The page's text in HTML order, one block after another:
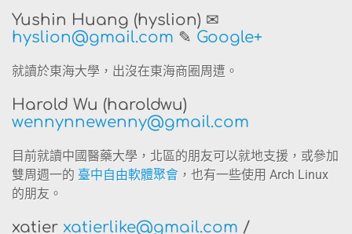
Yushin Huang (hyslion) ✉
hyslion@gmail.com ✎ Google+
就讀於東海大學，出沒在東海商圈周遭。
Harold Wu (haroldwu)
wennynnewenny@gmail.com
目前就讀中國醫藥大學，北區的朋友可以就地支援，或參加
雙周週一的 臺中自由軟體聚會 ，也有一些使用 Arch Linux
的朋友。
xatier xatierlike@gmail.com /